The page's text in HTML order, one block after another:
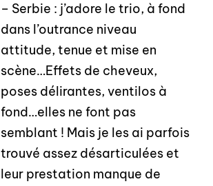
– Serbie : j’adore le trio, à fond
dans l’outrance niveau
attitude, tenue et mise en
scène…Effets de cheveux,
poses délirantes, ventilos à
fond…elles ne font pas
semblant ! Mais je les ai parfois
trouvé assez désarticulées et
leur prestation manque de